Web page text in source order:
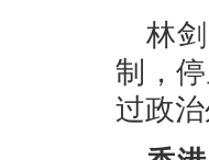
林
制，
过政